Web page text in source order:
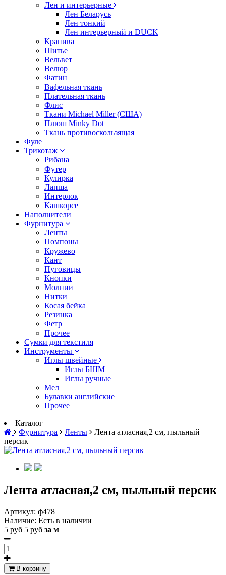
Лен и интерьерные
Лен Беларусь
Лен тонкий
Лен интерьерный и DUCK
Крапива
Шитье
Вельвет
Велюр
Фатин
Вафельная ткань
Плательная ткань
Флис
Ткани Michael Miller (США)
Плюш Minky Dot
Ткань противоскользящая
Фуле
Трикотаж
Рибана
Футер
Кулирка
Лапша
Интерлок
Кашкорсе
Наполнители
Фурнитура
Ленты
Помпоны
Кружево
Кант
Пуговицы
Кнопки
Молнии
Нитки
Косая бейка
Резинка
Фетр
Прочее
Сумки для текстиля
Инструменты
Иглы швейные
Иглы БШМ
Иглы ручные
Мел
Булавки английские
Прочее
Каталог
Фурнитура
Ленты
Лента атласная,2 см, пыльный
персик
Лента атласная,2 см, пыльный персик
Артикул: ф478
Наличие: Есть в наличии
5 руб 5 руб за м
В корзину